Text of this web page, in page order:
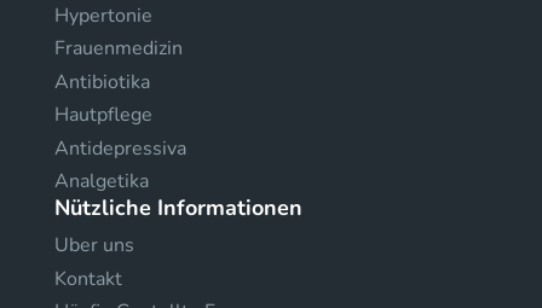
Hypertonie
Frauenmedizin
Antibiotika
Hautpflege
Antidepressiva
Analgetika
Nützliche Informationen
Uber uns
Kontakt